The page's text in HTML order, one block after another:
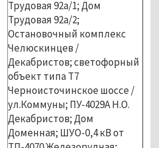
Трудовая 92а/1; Дом
Трудовая 92а/2;
Остановочный комплекс
Челюскинцев /
Декабристов; светофорный
объект типа Т7
Черноисточинское шоссе /
ул.Коммуны; ПУ-4029А Н.О.
Декабристов; Дом
Доменная; ШУО-0,4 кВ от